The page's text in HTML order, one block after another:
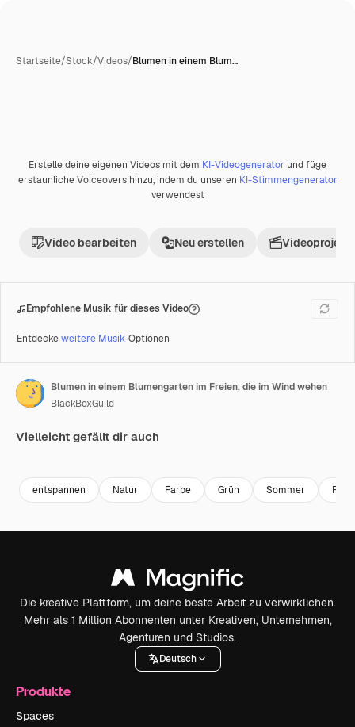
Startseite/Stock/Videos/Blumen in einem Blum…
Premium
Erstelle deine eigenen Videos mit dem KI-Videogenerator und füge
erstaunliche Voiceovers hinzu, indem du unseren KI-Stimmengenerator
verwendest
Video bearbeiten Neu erstellen Videoprojekt
Empfohlene Musik für dieses Video
Entdeckeweitere Musik-Optionen
Blumen in einem Blumengarten im Freien, die im Wind wehen
BlackBoxGuild
Vielleicht gefällt dir auch
entspannen Natur Farbe Grün Sommer
Die kreative Plattform, um deine beste Arbeit zu verwirklichen.
Mehr als 1 Million Abonnenten unter Kreativen, Unternehmen,
Agenturen und Studios.
Deutsch
Produkte
Spaces